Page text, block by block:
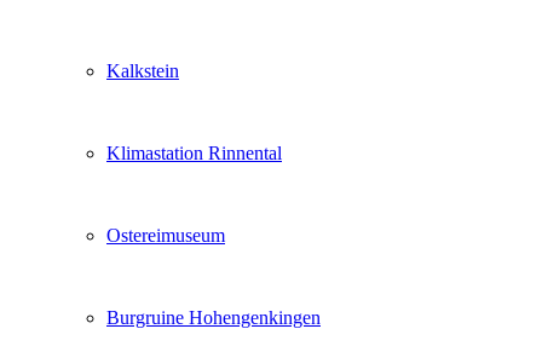
Kalkstein
Klimastation Rinnental
Ostereimuseum
Burgruine Hohengenkingen